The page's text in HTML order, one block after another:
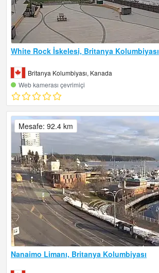
White Rock İskelesi, Britanya Kolumbiyası
Britanya Kolumbiyası, Kanada
Web kamerası çevrimiçi
Nanaimo Limanı, Britanya Kolumbiyası
Mesafe: 92.4 km